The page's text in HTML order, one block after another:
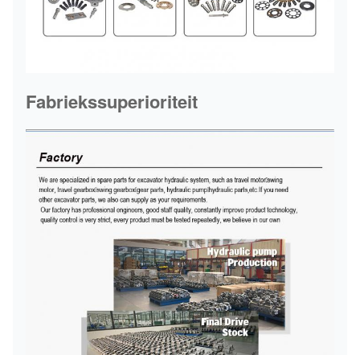
Fabriekssuperioriteit